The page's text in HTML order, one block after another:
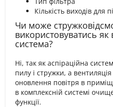
Кількість виходів для
Чи може
використовуватись як
система?
Ні, так як аспіраційна
пилу і стружки, а
оновлення повітря в
в комплексній системі
функції.